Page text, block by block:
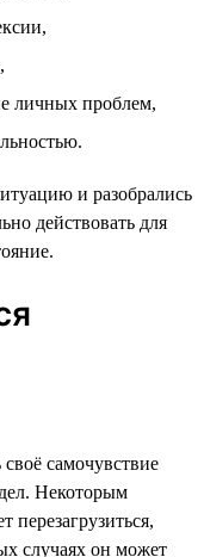
личных проблем,
и разобрались
действовать для
самочувствие
Некоторым
перезагрузиться,
случаях он может